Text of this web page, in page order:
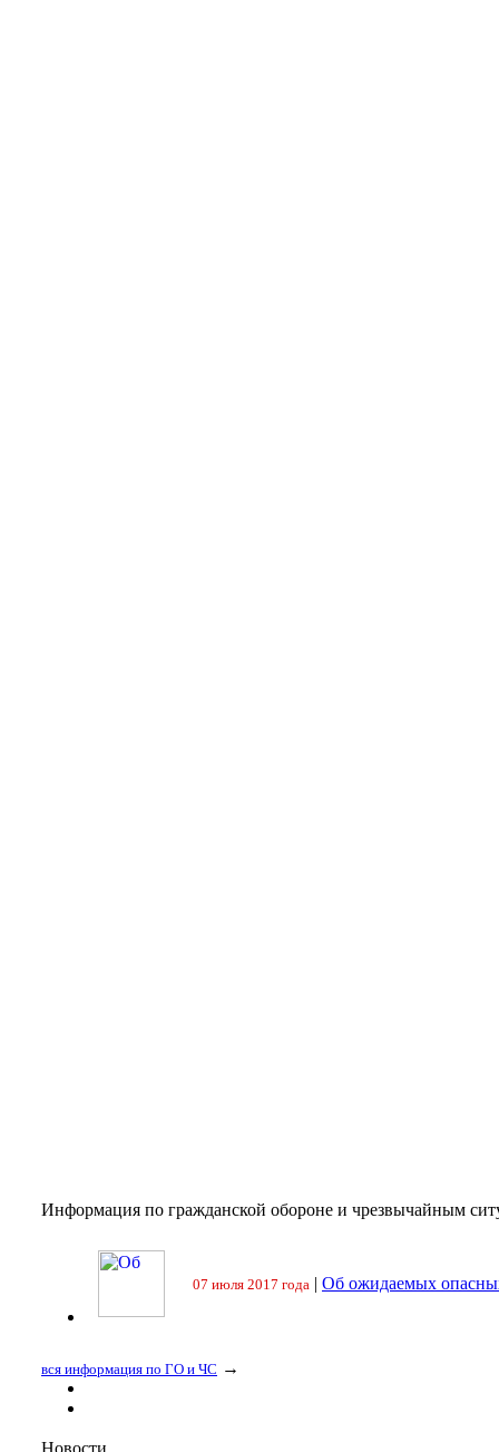
Информация по гражданской обороне и чрезвычайным
07 июля 2017 года | Об ожидаемых
вся информация по ГО и ЧС →
Новости